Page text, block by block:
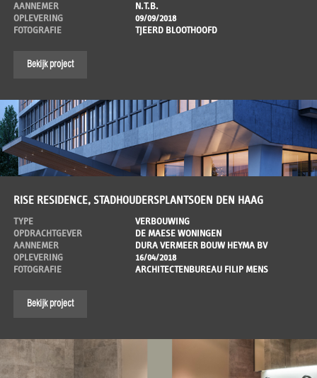
AANNEMER
N.T.B.
OPLEVERING
09/09/2018
FOTOGRAFIE
TJEERD BLOOTHOOFD
Bekijk project
RISE RESIDENCE, STADHOUDERSPLANTSOEN DEN HAAG
TYPE
VERBOUWING
OPDRACHTGEVER
DE MAESE WONINGEN
AANNEMER
DURA VERMEER BOUW HEYMA BV
OPLEVERING
16/04/2018
FOTOGRAFIE
ARCHITECTENBUREAU FILIP MENS
Bekijk project